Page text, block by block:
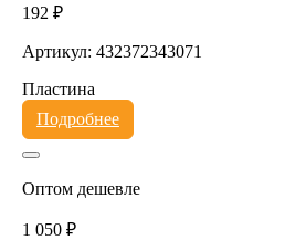
192 ₽
Артикул: 432372343071
Пластина
Подробнее
Оптом дешевле
1 050 ₽